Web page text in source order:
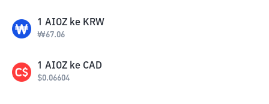
1 AIOZ ke KRW
₩67.06
1 AIOZ ke CAD
$0.06604